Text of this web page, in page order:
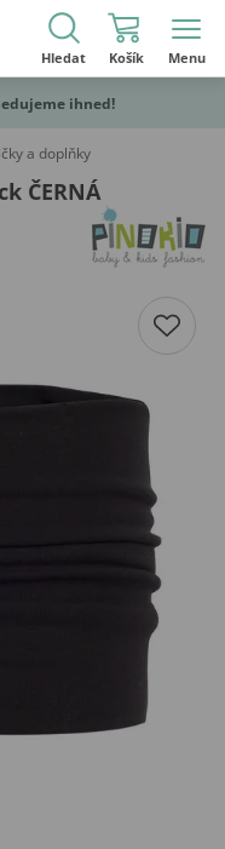
Hledat Košík Menu
ihned!
a doplňky
ČERNÁ